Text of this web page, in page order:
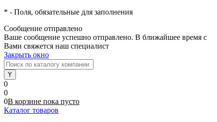
* - Поля, обязательные для заполнения
Сообщение отправлено
Ваше сообщение успешно отправлено. В ближайшее время с
Вами свяжется наш специалист
Закрыть окно
0
0
0В корзине пока пусто
Каталог товаров